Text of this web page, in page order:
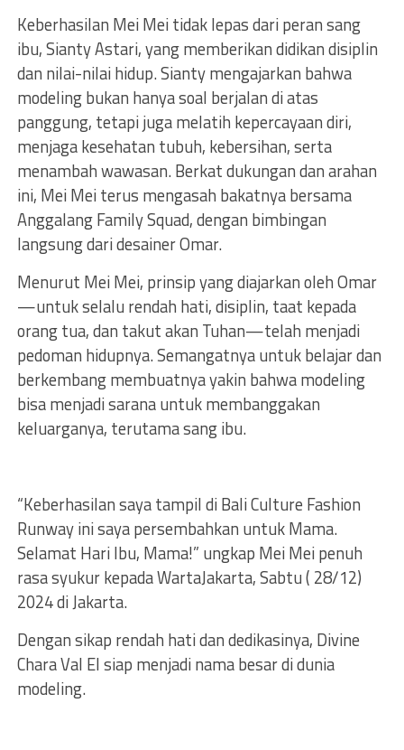
Keberhasilan Mei Mei tidak lepas dari peran sang
ibu, Sianty Astari, yang memberikan didikan disiplin
dan nilai-nilai hidup. Sianty mengajarkan bahwa
modeling bukan hanya soal berjalan di atas
panggung, tetapi juga melatih kepercayaan diri,
menjaga kesehatan tubuh, kebersihan, serta
menambah wawasan. Berkat dukungan dan arahan
ini, Mei Mei terus mengasah bakatnya bersama
Anggalang Family Squad, dengan bimbingan
langsung dari desainer Omar.
Menurut Mei Mei, prinsip yang diajarkan oleh Omar
—untuk selalu rendah hati, disiplin, taat kepada
orang tua, dan takut akan Tuhan—telah menjadi
pedoman hidupnya. Semangatnya untuk belajar dan
berkembang membuatnya yakin bahwa modeling
bisa menjadi sarana untuk membanggakan
keluarganya, terutama sang ibu.
“Keberhasilan saya tampil di Bali Culture Fashion
Runway ini saya persembahkan untuk Mama.
Selamat Hari Ibu, Mama!” ungkap Mei Mei penuh
rasa syukur kepada WartaJakarta, Sabtu ( 28/12)
2024 di Jakarta.
Dengan sikap rendah hati dan dedikasinya, Divine
Chara Val El siap menjadi nama besar di dunia
modeling.